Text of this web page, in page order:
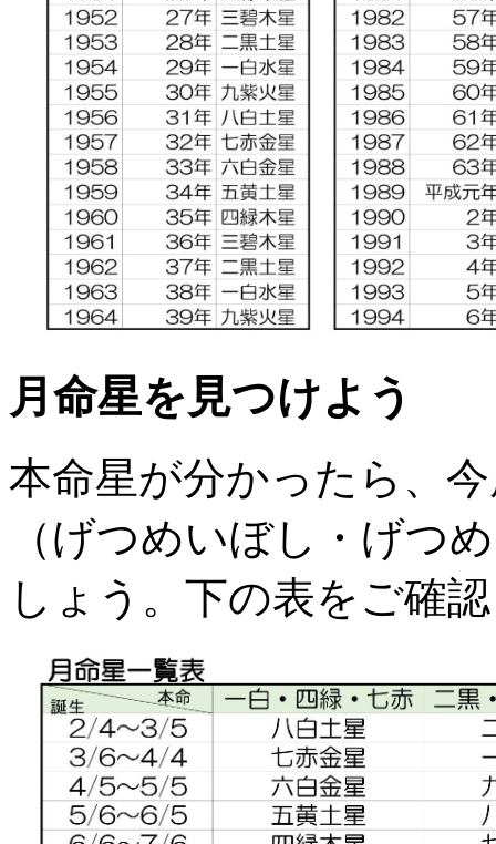
月命星を見つけよう
本命星が分かったら、
（げつめいぼし・げつ
しょう。下の表をご確